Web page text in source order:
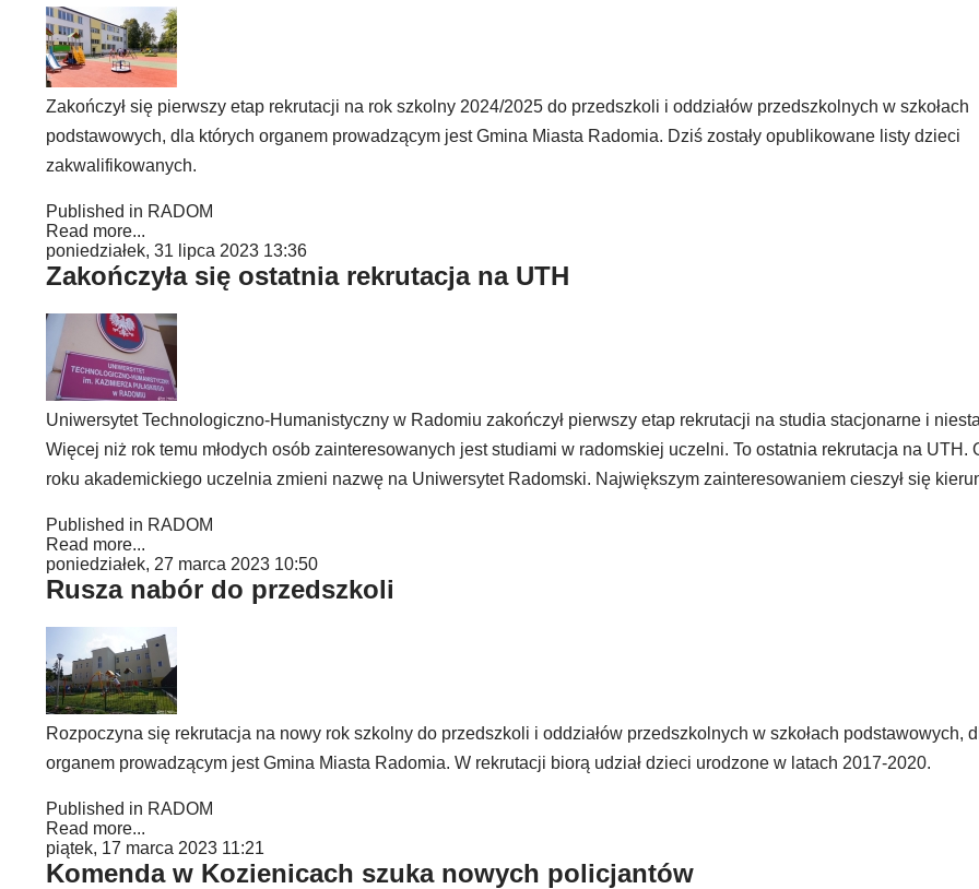
Zakończył się pierwszy etap rekrutacji na rok szkolny 2024/2025 do przedszkoli i oddziałów przedszkolnych w szkołach
podstawowych, dla których organem prowadzącym jest Gmina Miasta Radomia. Dziś zostały opublikowane listy dzieci
zakwalifikowanych.
Published in RADOM
Read more...
poniedziałek, 31 lipca 2023 13:36
Zakończyła się ostatnia rekrutacja na UTH
Uniwersytet Technologiczno-Humanistyczny w Radomiu zakończył pierwszy etap rekrutacji na studia stacjonarne i
Więcej niż rok temu młodych osób zainteresowanych jest studiami w radomskiej uczelni. To ostatnia rekrutacja na UTH.
roku akademickiego uczelnia zmieni nazwę na Uniwersytet Radomski. Największym zainteresowaniem cieszył się
Published in RADOM
Read more...
poniedziałek, 27 marca 2023 10:50
Rusza nabór do przedszkoli
Rozpoczyna się rekrutacja na nowy rok szkolny do przedszkoli i oddziałów przedszkolnych w szkołach podstawowych,
organem prowadzącym jest Gmina Miasta Radomia. W rekrutacji biorą udział dzieci urodzone w latach 2017-2020.
Published in RADOM
Read more...
piątek, 17 marca 2023 11:21
Komenda w Kozienicach szuka nowych policjantów